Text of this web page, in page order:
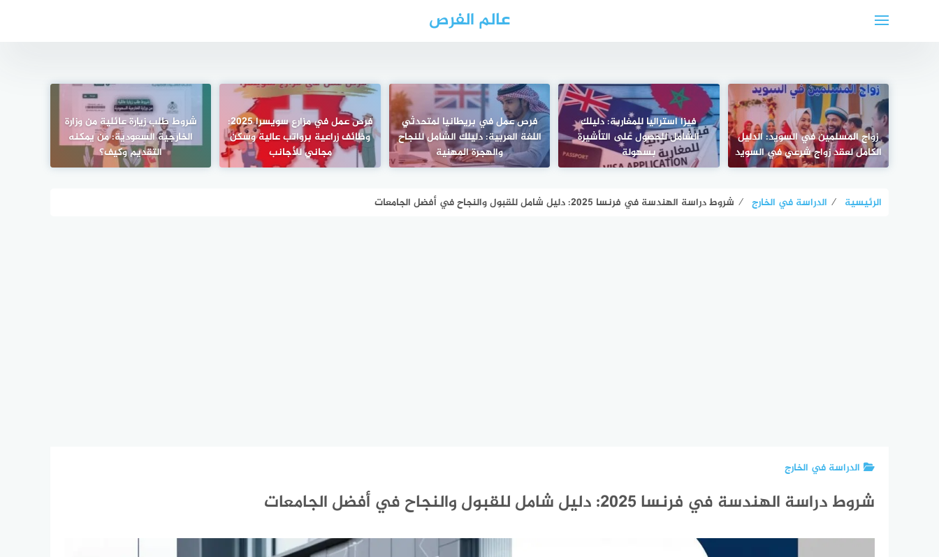
عالم الفرص
زواج المسلمين في السويد: الدليل
الكامل لعقد زواج شرعي في السويد
فيزا استراليا للمغاربة: دليلك
الشامل للحصول على التأشيرة
بسهولة
فرص عمل في بريطانيا لمتحدثي
اللغة العربية: دليلك الشامل للنجاح
والهجرة المهنية
فرص عمل في مزارع سويسرا 2025:
وظائف زراعية برواتب عالية وسكن
مجاني للأجانب
شروط طلب زيارة عائلية من وزارة
الخارجية السعودية: من يمكنه
التقديم وكيف؟
الرئيسية ⁄ الدراسة في الخارج ⁄ شروط دراسة الهندسة في فرنسا 2025: دليل شامل للقبول والنجاح في أفضل الجامعات
الدراسة في الخارج
شروط دراسة الهندسة في فرنسا 2025: دليل شامل للقبول والنجاح في أفضل الجامعات